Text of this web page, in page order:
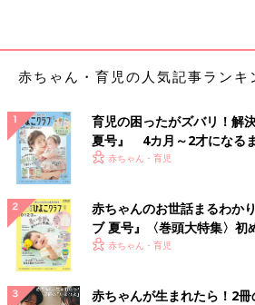
赤ちゃん・育児の人気記事ランキ
育児の困ったがズバリ！解
夏号』 4カ月～2才になる
いっぱい！
赤ちゃん・育児
赤ちゃんのお世話まるわか
ブ 夏号』〈巻頭大特集〉初
く！ おっぱい・ミルクの基
赤ちゃん・育児
赤ちゃんが生まれたら！2冊